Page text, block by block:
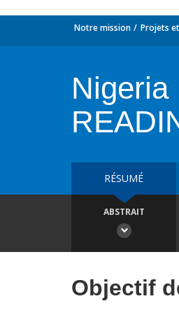
Notre mission Projets
Nigeria
RÉSUMÉ
ABSTRAIT
Objectif